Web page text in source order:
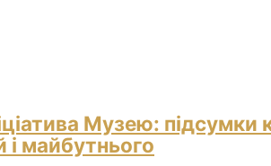
Музею:
і майбутнього